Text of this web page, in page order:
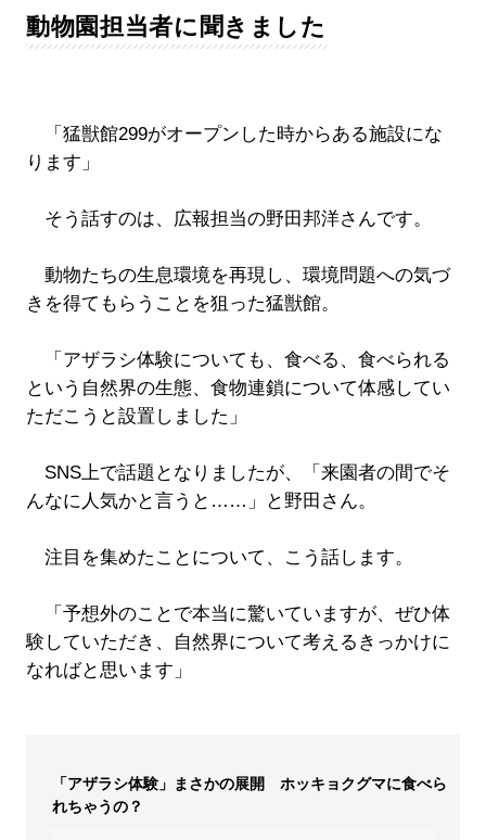
動物園担当者に聞きました
「猛獣館299がオープンした時からある施設にな
ります」
そう話すのは、広報担当の野田邦洋さんです。
動物たちの生息環境を再現し、環境問題への気づ
きを得てもらうことを狙った猛獣館。
「アザラシ体験についても、食べる、食べられる
という自然界の生態、食物連鎖について体感してい
ただこうと設置しました」
SNS上で話題となりましたが、「来園者の間でそ
んなに人気かと言うと……」と野田さん。
注目を集めたことについて、こう話します。
「予想外のことで本当に驚いていますが、ぜひ体
験していただき、自然界について考えるきっかけに
なればと思います」
「アザラシ体験」まさかの展開 ホッキョクグマに食べら
れちゃうの？